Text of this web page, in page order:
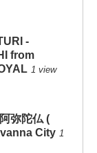
-
from
1 view
弥陀仏 (
City 1